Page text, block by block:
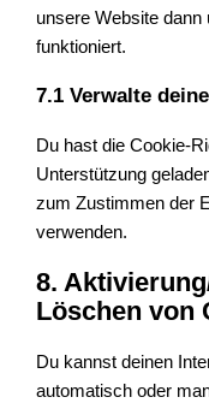
unsere Website
funktioniert.
7.1 Verwalte
Du hast die Cookie-
Unterstützung
zum Zustimmen der
verwenden.
8.
Löschen von
Du kannst deinen
automatisch oder